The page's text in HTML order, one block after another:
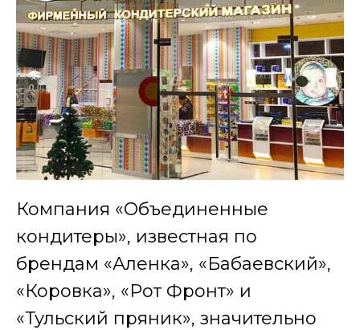
Компания «Объединенные
кондитеры», известная по
брендам «Аленка», «Бабаевский»,
«Коровка», «Рот Фронт» и
«Тульский пряник», значительно